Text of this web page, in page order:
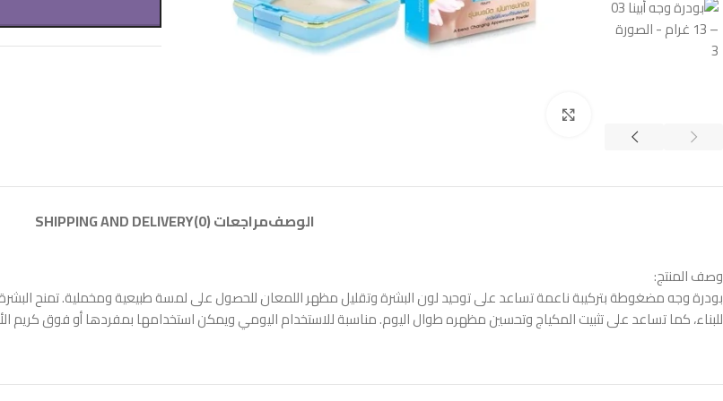
الوصفمراجعات (0) SHIPPING AND DELIVERY
وصف المنتج:
بودرة وجه مضغوطة بتركيبة ناعمة تساعد على توحيد لون البشرة وتقليل مظهر اللمعان للحصول على لمسة طبيعية ومخملية. تمنح
للبناء، كما تساعد على تثبيت المكياج وتحسين مظهره طوال اليوم. مناسبة للاستخدام اليومي ويمكن استخدامها بمفردها أو فوق كريم